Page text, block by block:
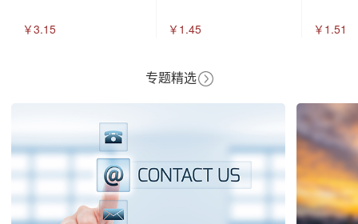
￥3.15 ￥1.45 ￥1.51
专题精选